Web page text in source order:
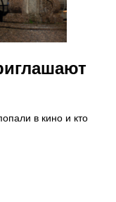
в кино и кто